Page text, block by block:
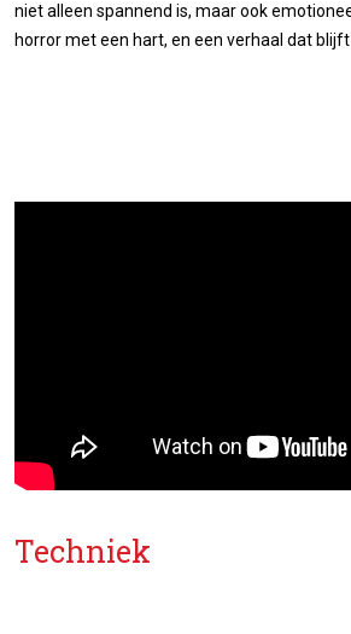
niet alleen spannend is, maar ook
horror met een hart, en een verhaal dat
Techniek